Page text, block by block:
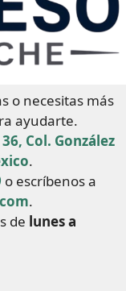
o necesitas más
ayudarte.
Col. González
.
o escríbenos a
.
de lunes a